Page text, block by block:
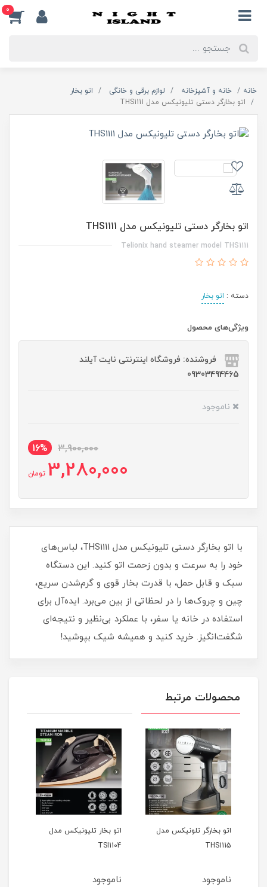
0
خانه خانه و آشپزخانه لوازم برقی و خانگی
اتو بخار
اتو بخارگر دستی تلیونیکس مدل THS1111
اتو بخارگر دستی تلیونیکس مدل THS1111
Telionix hand steamer model THS1111
دسته : اتو بخار
ویژگی‌های محصول
فروشنده: فروشگاه اینترنتی نایت آیلند
09303494465
ناموجود
3,900,000
16%
3,280,000 تومان
با اتو بخارگر دستی تلیونیکس مدل THS1111، لباس‌های
خود را به سرعت و بدون زحمت اتو کنید. این دستگاه
سبک و قابل حمل، با قدرت بخار قوی و گرم‌شدن سریع،
چین و چروک‌ها را در لحظاتی از بین می‌برد. ایده‌آل برای
استفاده در خانه یا سفر، با عملکرد بی‌نظیر و نتیجه‌ای
شگفت‌انگیز. خرید کنید و همیشه شیک بپوشید!
محصولات مرتبط
اتو بخارگر تلونیکس مدل
THS1115
ناموجود
اتو بخار تلیونیکس مدل
TSI1104
ناموجود